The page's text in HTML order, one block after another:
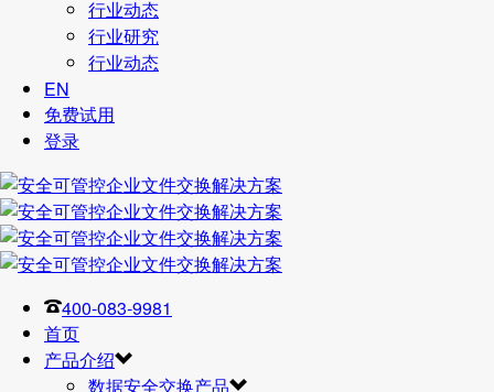
行业动态
行业研究
行业动态
EN
免费试用
登录
400-083-9981
首页
产品介绍
数据安全交换产品